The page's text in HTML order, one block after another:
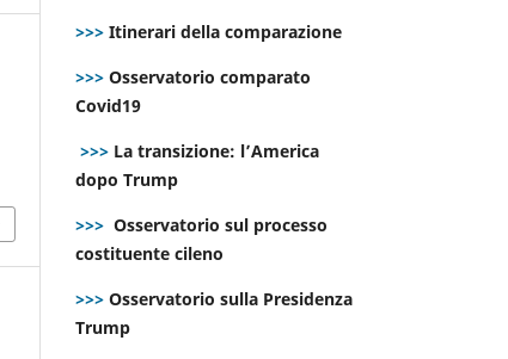
>>> Itinerari della comparazione
>>> Osservatorio comparato
Covid19
>>> La transizione: l’America
dopo Trump
>>> Osservatorio sul processo
costituente cileno
>>> Osservatorio sulla Presidenza
Trump